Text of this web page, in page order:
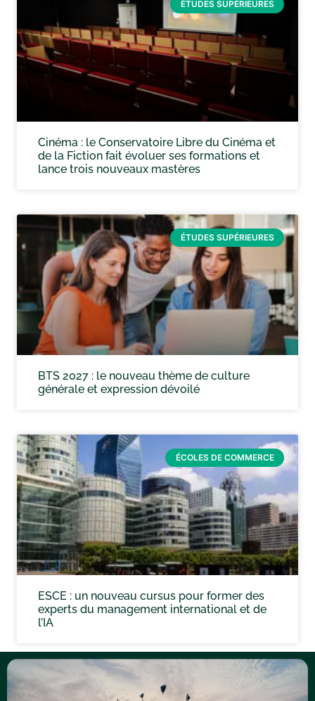
ÉTUDES SUPÉRIEURES
Cinéma : le Conservatoire Libre du Cinéma et
de la Fiction fait évoluer ses formations et
lance trois nouveaux mastères
ÉTUDES SUPÉRIEURES
BTS 2027 : le nouveau thème de culture
générale et expression dévoilé
ÉCOLES DE COMMERCE
ESCE : un nouveau cursus pour former des
experts du management international et de
l’IA